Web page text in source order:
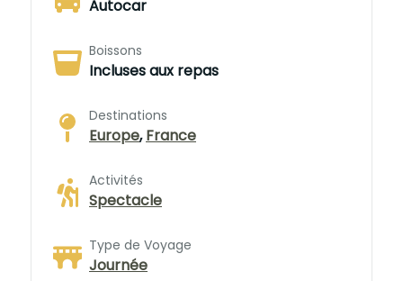
Autocar
Boissons
Incluses aux repas
Destinations
Europe,France
Activités
Spectacle
Type de Voyage
Journée